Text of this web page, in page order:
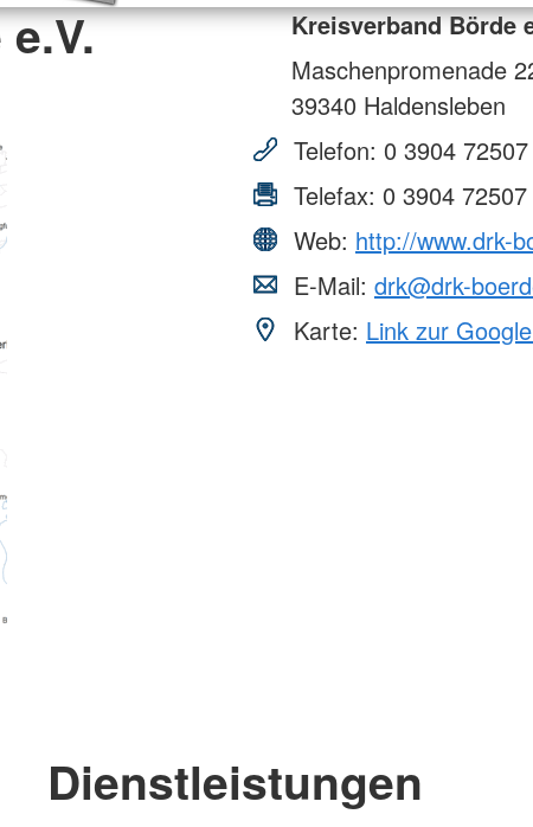
Kreisverband Börde
Maschenpromenade
39340 Haldensleben
Telefon: 0 3904
Telefax: 0 3904
Web: http://www.drk-
E-Mail: drk@drk-
Karte: Link zur
Dienstleistungen